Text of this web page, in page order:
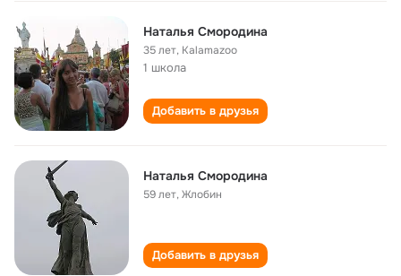
Наталья Смородина
35 лет, Kalamazoo
1 школа
Добавить в друзья
Наталья Смородина
59 лет,Жлобин
Добавить в друзья